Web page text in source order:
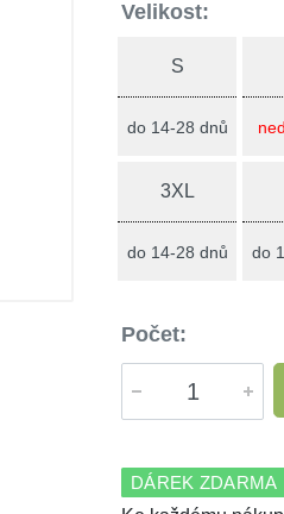
Velikost:
S
do 14-28 dnů
3XL
do 14-28 dnů do
Počet:
DÁREK ZDARMA